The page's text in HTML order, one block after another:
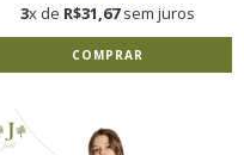
3x de R$31,67sem juros
COMPRAR